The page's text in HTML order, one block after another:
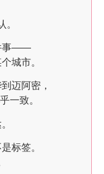
。
事——
城市。
迈阿密，
一致。
标签。